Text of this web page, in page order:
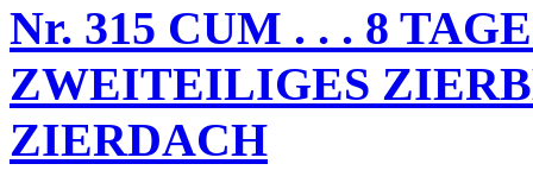
Nr. 315 CUM . . . 8
ZWEITEILIGES
ZIERDACH